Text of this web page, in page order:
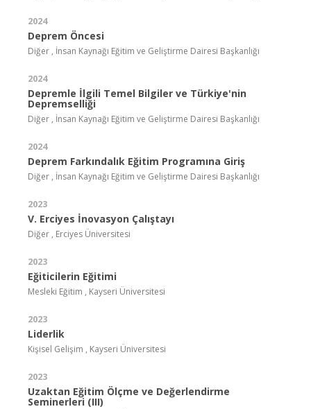
2024
Deprem Öncesi
Diğer , İnsan Kaynağı Eğitim ve Geliştirme Dairesi Başkanlığı
2024
Depremle İlgili Temel Bilgiler ve Türkiye'nin
Depremselliği
Diğer , İnsan Kaynağı Eğitim ve Geliştirme Dairesi Başkanlığı
2024
Deprem Farkındalık Eğitim Programına Giriş
Diğer , İnsan Kaynağı Eğitim ve Geliştirme Dairesi Başkanlığı
2023
V. Erciyes İnovasyon Çalıştayı
Diğer , Erciyes Üniversitesi
2023
Eğiticilerin Eğitimi
Mesleki Eğitim , Kayseri Üniversitesi
2023
Liderlik
Kişisel Gelişim , Kayseri Üniversitesi
2023
Uzaktan Eğitim Ölçme ve Değerlendirme
Seminerleri (III)